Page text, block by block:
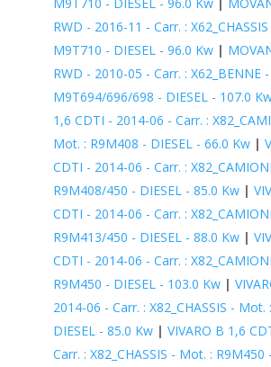
RWD - 2016-11 - Carr. :
M9T710 - DIESEL - 96.0 Kw|
RWD - 2010-05 - Carr. : X62_BENNE
M9T694/696/698 - DIESEL - 107.0
1,6 CDTI - 2014-06 - Carr. :
Mot. : R9M408 - DIESEL - 66.0 Kw|
CDTI - 2014-06 - Carr. :
R9M408/450 - DIESEL - 85.0 Kw|
CDTI - 2014-06 - Carr. :
R9M413/450 - DIESEL - 88.0 Kw|
CDTI - 2014-06 - Carr. :
R9M450 - DIESEL - 103.0 Kw|
2014-06 - Carr. : X82_CHASSIS -
DIESEL - 85.0 Kw| VIVARO B 1,6
Carr. : X82_CHASSIS - Mot. : R9M450